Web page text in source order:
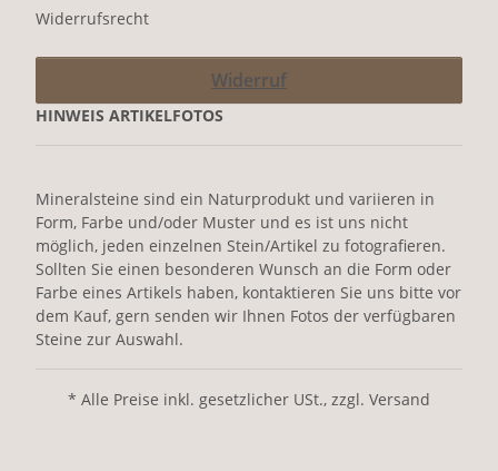
Widerrufsrecht
Widerruf
HINWEIS ARTIKELFOTOS
Mineralsteine sind ein Naturprodukt und variieren in
Form, Farbe und/oder Muster und es ist uns nicht
möglich, jeden einzelnen Stein/Artikel zu fotografieren.
Sollten Sie einen besonderen Wunsch an die Form oder
Farbe eines Artikels haben, kontaktieren Sie uns bitte vor
dem Kauf, gern senden wir Ihnen Fotos der verfügbaren
Steine zur Auswahl.
* Alle Preise inkl. gesetzlicher USt., zzgl. Versand